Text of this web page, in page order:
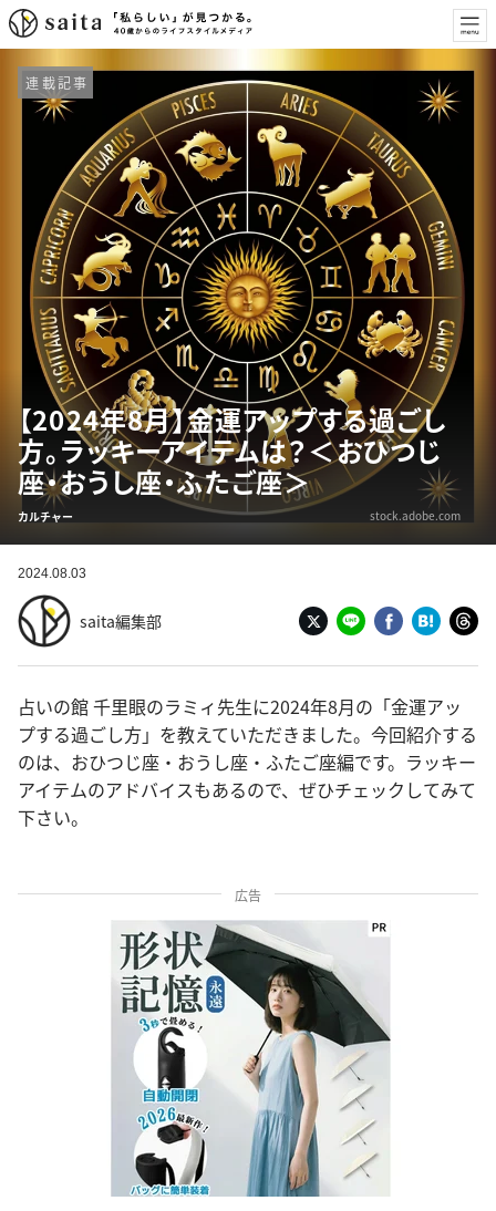
連載記事
【2024年8月】金運アップする過ごし
方。ラッキーアイテムは？＜おひつじ
座・おうし座・ふたご座＞
カルチャー stock.adobe.com
2024.08.03
saita編集部
占いの館 千里眼のラミィ先生に2024年8月の「金運アッ
プする過ごし方」を教えていただきました。今回紹介する
のは、おひつじ座・おうし座・ふたご座編です。ラッキー
アイテムのアドバイスもあるので、ぜひチェックしてみて
下さい。
広告